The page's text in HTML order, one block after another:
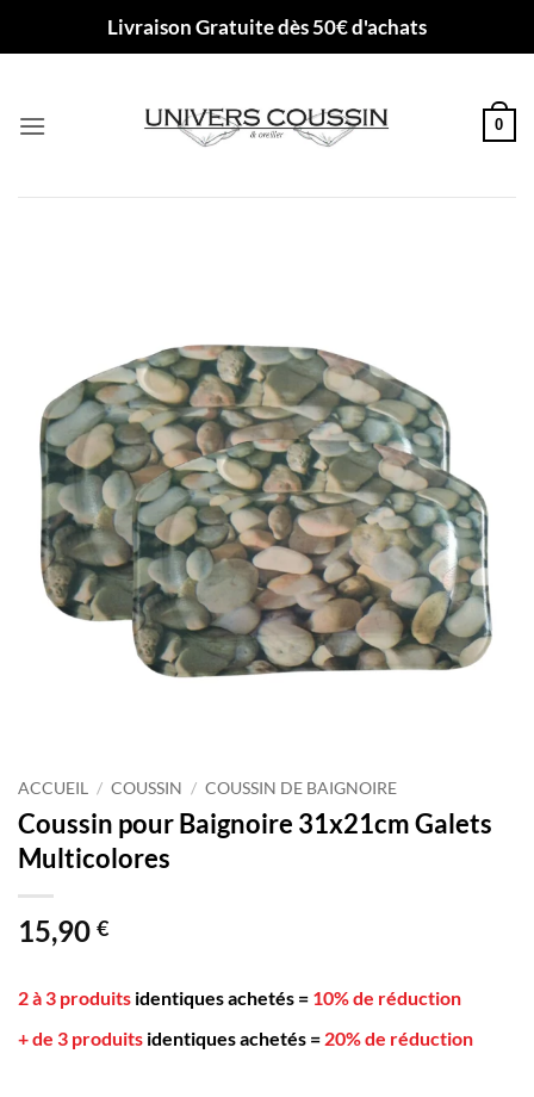
Livraison Gratuite dès 50€ d'achats
0
ACCUEIL / COUSSIN / COUSSIN DE BAIGNOIRE
Coussin pour Baignoire 31x21cm Galets
Multicolores
15,90 €
2 à 3 produits identiques achetés = 10% de réduction
+ de 3 produits identiques achetés = 20% de réduction